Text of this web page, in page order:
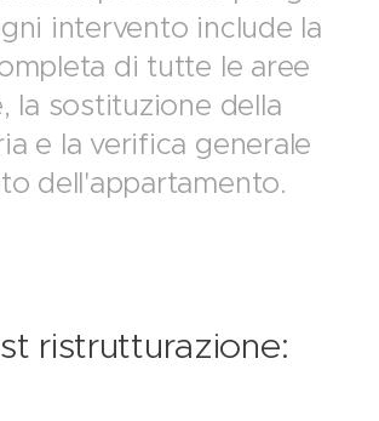
intervento include la
di tutte le aree
la sostituzione della
e la verifica generale
dell'appartamento.
ristrutturazione: